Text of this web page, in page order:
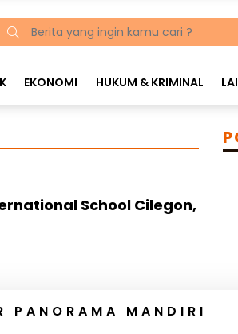
EKONOMI HUKUM & KRIMINAL
School Cilegon,
PANORAMA MANDIRI